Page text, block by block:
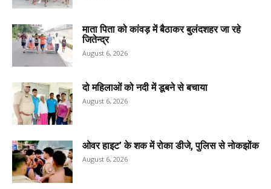
माता पिता को कांवड़ में बैठाकर बुलंदशहर जा रहे
जितेन्द्र
August 6, 2026
दो महिलाओं को नदी में डूबने से बचाया
August 6, 2026
ओवर हाइट’ के शक में रोका डीजे, पुलिस से नोकझोंक
August 6, 2026